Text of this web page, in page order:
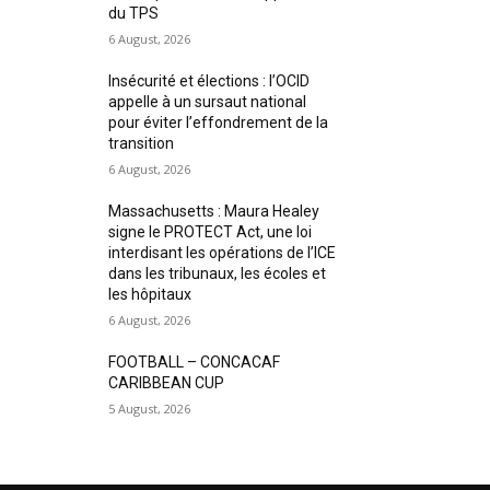
du TPS
6 August, 2026
Insécurité et élections : l’OCID
appelle à un sursaut national
pour éviter l’effondrement de la
transition
6 August, 2026
Massachusetts : Maura Healey
signe le PROTECT Act, une loi
interdisant les opérations de l’ICE
dans les tribunaux, les écoles et
les hôpitaux
6 August, 2026
FOOTBALL – CONCACAF
CARIBBEAN CUP
5 August, 2026